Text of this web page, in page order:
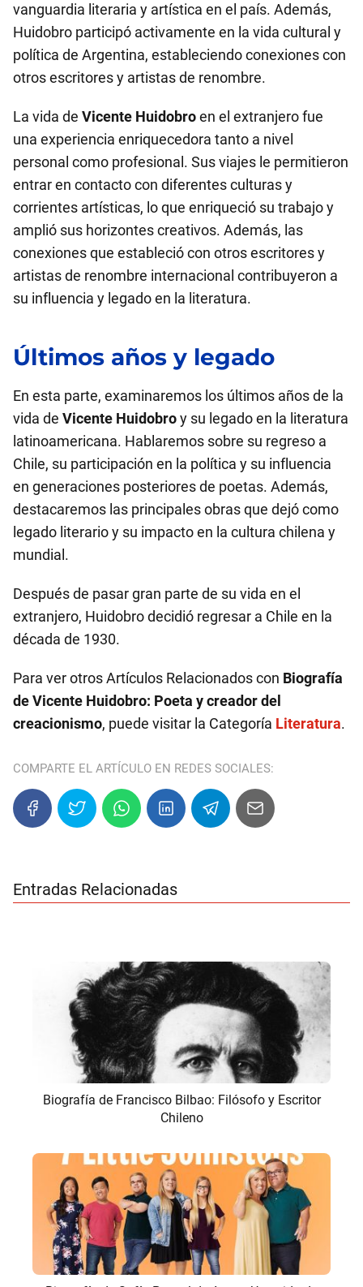
vanguardia literaria y artística en el país. Además,
Huidobro participó activamente en la vida cultural y
política de Argentina, estableciendo conexiones con
otros escritores y artistas de renombre.
La vida de Vicente Huidobroen el extranjero fue
una experiencia enriquecedora tanto a nivel
personal como profesional. Sus viajes le permitieron
entrar en contacto con diferentes culturas y
corrientes artísticas, lo que enriqueció su trabajo y
amplió sus horizontes creativos. Además, las
conexiones que estableció con otros escritores y
artistas de renombre internacional contribuyeron a
su influencia y legado en la literatura.
Últimos años y legado
En esta parte, examinaremos los últimos años de la
vida de Vicente Huidobroy su legado en la literatura
latinoamericana. Hablaremos sobre su regreso a
Chile, su participación en la política y su influencia
en generaciones posteriores de poetas. Además,
destacaremos las principales obras que dejó como
legado literario y su impacto en la cultura chilena y
mundial.
Después de pasar gran parte de su vida en el
extranjero, Huidobro decidió regresar a Chile en la
década de 1930.
Para ver otros Artículos Relacionados con Biografía
de Vicente Huidobro: Poeta y creador del
creacionismo, puede visitar la Categoría Literatura.
COMPARTE EL ARTÍCULO EN REDES SOCIALES:
Entradas Relacionadas
Biografía de Francisco Bilbao: Filósofo y Escritor
Chileno